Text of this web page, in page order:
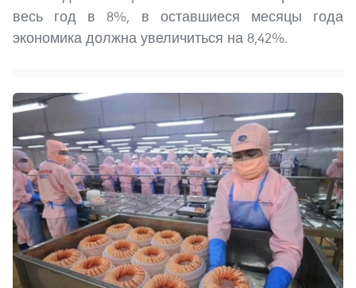
весь год в 8%, в оставшиеся месяцы года
экономика должна увеличиться на 8,42%.